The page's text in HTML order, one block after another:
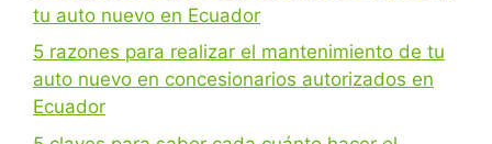
tu auto nuevo en Ecuador
5 razones para realizar el mantenimiento de tu
auto nuevo en concesionarios autorizados en
Ecuador